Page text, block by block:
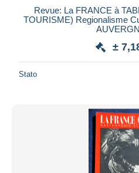
Revue: La FRANCE à
TOURISME) Regionalisme
±
Stato